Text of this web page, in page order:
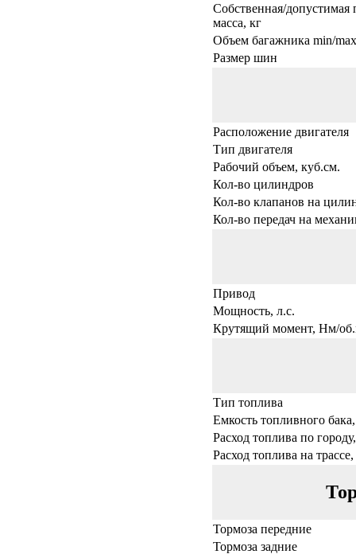
Собственная/допустимая
масса, кг
Объем багажника min/
Размер шин
Расположение двигателя
Тип двигателя
Рабочий объем, куб.см.
Кол-во цилиндров
Кол-во клапанов на
Кол-во передач на
Привод
Мощность, л.с.
Крутящий момент, Нм/
Тип топлива
Емкость топливного
Расход топлива по
Расход топлива на
Тормоза передние
Тормоза задние